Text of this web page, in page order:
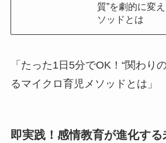
質”を劇的に変
ソッドとは
「たった1日5分でOK！“関わり
るマイクロ育児メソッドとは」
即実践！感情教育が進化す